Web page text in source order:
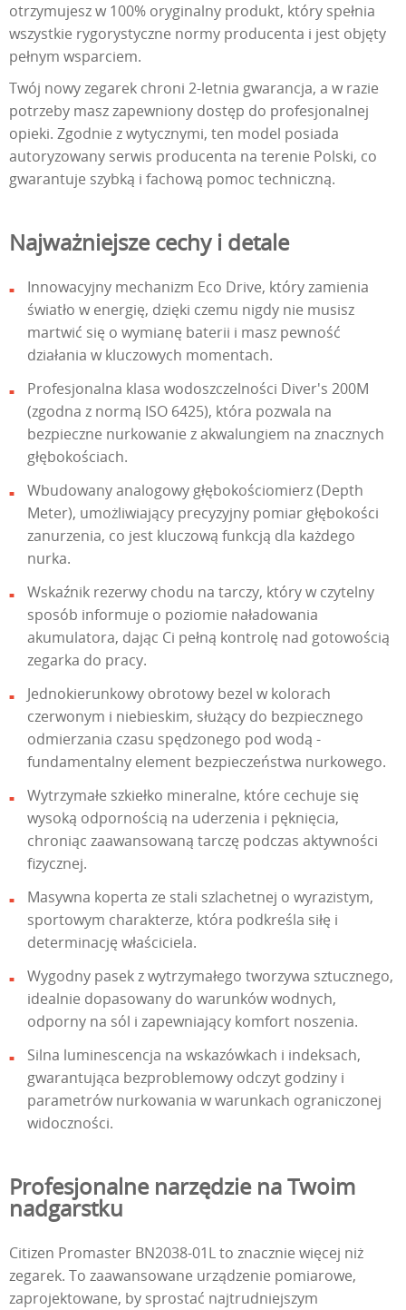
otrzymujesz w 100% oryginalny produkt, który spełnia
wszystkie rygorystyczne normy producenta i jest objęty
pełnym wsparciem.
Twój nowy zegarek chroni 2-letnia gwarancja, a w razie
potrzeby masz zapewniony dostęp do profesjonalnej
opieki. Zgodnie z wytycznymi, ten model posiada
autoryzowany serwis producenta na terenie Polski, co
gwarantuje szybką i fachową pomoc techniczną.
Najważniejsze cechy i detale
Innowacyjny mechanizm Eco Drive, który zamienia
światło w energię, dzięki czemu nigdy nie musisz
martwić się o wymianę baterii i masz pewność
działania w kluczowych momentach.
Profesjonalna klasa wodoszczelności Diver's 200M
(zgodna z normą ISO 6425), która pozwala na
bezpieczne nurkowanie z akwalungiem na znacznych
głębokościach.
Wbudowany analogowy głębokościomierz (Depth
Meter), umożliwiający precyzyjny pomiar głębokości
zanurzenia, co jest kluczową funkcją dla każdego
nurka.
Wskaźnik rezerwy chodu na tarczy, który w czytelny
sposób informuje o poziomie naładowania
akumulatora, dając Ci pełną kontrolę nad gotowością
zegarka do pracy.
Jednokierunkowy obrotowy bezel w kolorach
czerwonym i niebieskim, służący do bezpiecznego
odmierzania czasu spędzonego pod wodą -
fundamentalny element bezpieczeństwa nurkowego.
Wytrzymałe szkiełko mineralne, które cechuje się
wysoką odpornością na uderzenia i pęknięcia,
chroniąc zaawansowaną tarczę podczas aktywności
fizycznej.
Masywna koperta ze stali szlachetnej o wyrazistym,
sportowym charakterze, która podkreśla siłę i
determinację właściciela.
Wygodny pasek z wytrzymałego tworzywa sztucznego,
idealnie dopasowany do warunków wodnych,
odporny na sól i zapewniający komfort noszenia.
Silna luminescencja na wskazówkach i indeksach,
gwarantująca bezproblemowy odczyt godziny i
parametrów nurkowania w warunkach ograniczonej
widoczności.
Profesjonalne narzędzie na Twoim
nadgarstku
Citizen Promaster BN2038-01L to znacznie więcej niż
zegarek. To zaawansowane urządzenie pomiarowe,
zaprojektowane, by sprostać najtrudniejszym